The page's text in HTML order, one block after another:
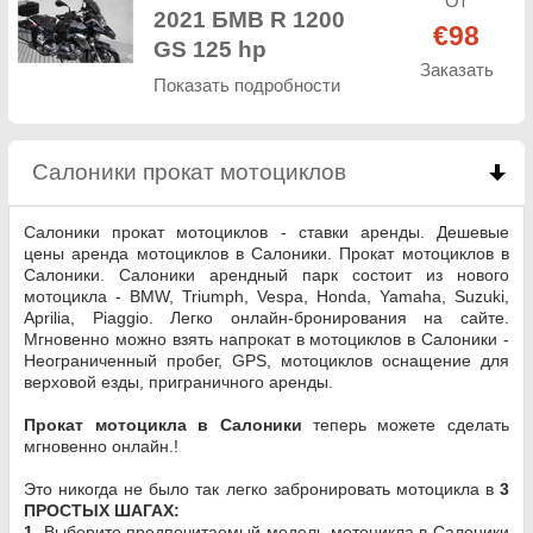
2021 БМВ R 1200
GS 125 hp
Показать подробности
€98
Заказать
Салоники прокат мотоциклов click to collapse
Салоники прокат мотоциклов - ставки аренды. Дешевые
цены аренда мотоциклов в Салоники. Прокат мотоциклов в
Салоники. Салоники арендный парк состоит из нового
мотоцикла - BMW, Triumph, Vespa, Honda, Yamaha, Suzuki,
Aprilia, Piaggio. Легко онлайн-бронирования на сайте.
Мгновенно можно взять напрокат в мотоциклов в Салоники -
Неограниченный пробег, GPS, мотоциклов оснащение для
верховой езды, приграничного аренды.
Прокат мотоцикла в Салоники теперь можете сделать
мгновенно онлайн.!
Это никогда не было так легко забронировать мотоцикла в 3
ПРОСТЫХ ШАГАХ: